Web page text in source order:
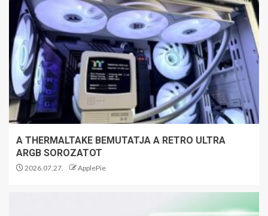
A THERMALTAKE BEMUTATJA A RETRO ULTRA
ARGB SOROZATOT
2026.07.27. ApplePie